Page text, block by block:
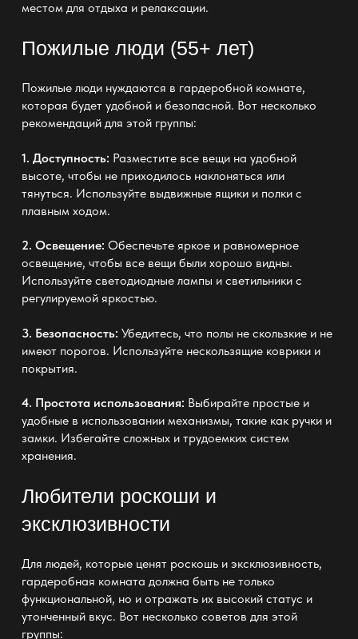
местом для отдыха и релаксации.
Пожилые люди (55+ лет)
Пожилые люди нуждаются в гардеробной комнате,
которая будет удобной и безопасной. Вот несколько
рекомендаций для этой группы:
1. Доступность: Разместите все вещи на удобной
высоте, чтобы не приходилось наклоняться или
тянуться. Используйте выдвижные ящики и полки с
плавным ходом.
2. Освещение: Обеспечьте яркое и равномерное
освещение, чтобы все вещи были хорошо видны.
Используйте светодиодные лампы и светильники с
регулируемой яркостью.
3. Безопасность: Убедитесь, что полы не скользкие и не
имеют порогов. Используйте нескользящие коврики и
покрытия.
4. Простота использования: Выбирайте простые и
удобные в использовании механизмы, такие как ручки и
замки. Избегайте сложных и трудоемких систем
хранения.
Любители роскоши и
эксклюзивности
Для людей, которые ценят роскошь и эксклюзивность,
гардеробная комната должна быть не только
функциональной, но и отражать их высокий статус и
утонченный вкус. Вот несколько советов для этой
группы: